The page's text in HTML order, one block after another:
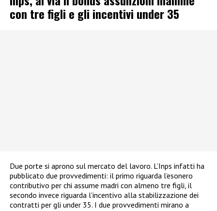
con tre figli e gli incentivi under 35
Due porte si aprono sul mercato del lavoro. L’Inps infatti ha
pubblicato due provvedimenti: il primo riguarda l’esonero
contributivo per chi assume madri con almeno tre figli, il
secondo invece riguarda l’incentivo alla stabilizzazione dei
contratti per gli under 35. I due provvedimenti mirano a